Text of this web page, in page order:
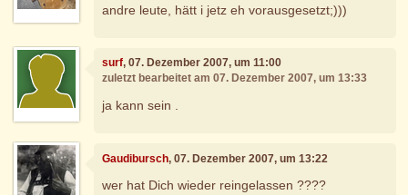
andre leute, hätt i jetz eh vorausgesetzt;)))
surf, 07. Dezember 2007, um 11:00
zuletzt bearbeitet am 07. Dezember 2007, um 13:33
ja kann sein .
Gaudibursch, 07. Dezember 2007, um 13:22
wer hat Dich wieder reingelassen ????